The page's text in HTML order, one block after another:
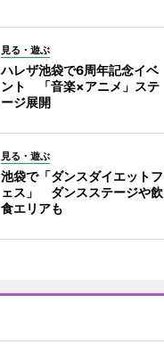
見る・遊ぶ
ハレザ池袋で6周年記念イベ
ント 「音楽×アニメ」ステ
ージ展開
見る・遊ぶ
池袋で「ダンスダイエットフ
ェス」 ダンスステージや飲
食エリアも